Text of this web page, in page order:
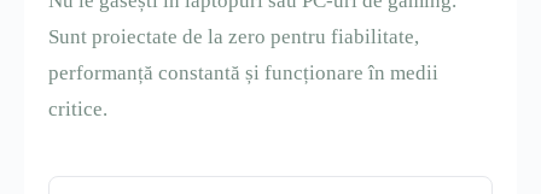
Sunt proiectate de la zero pentru fiabilitate,
performanță constantă și funcționare în medii
critice.